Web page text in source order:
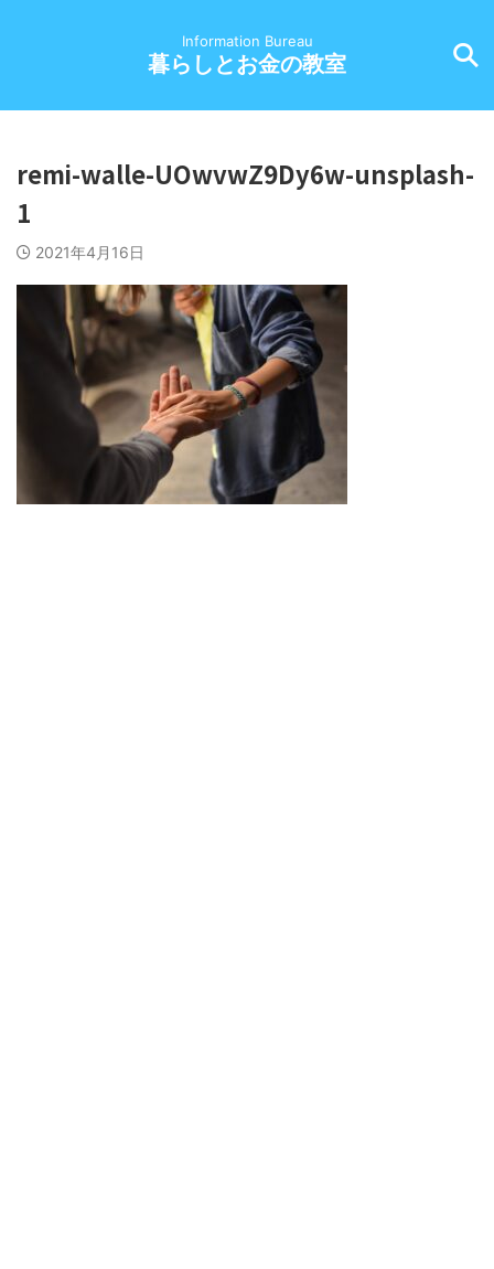
Information Bureau
暮らしとお金の教室
remi-walle-UOwvwZ9Dy6w-unsplash-
1
2021年4月16日